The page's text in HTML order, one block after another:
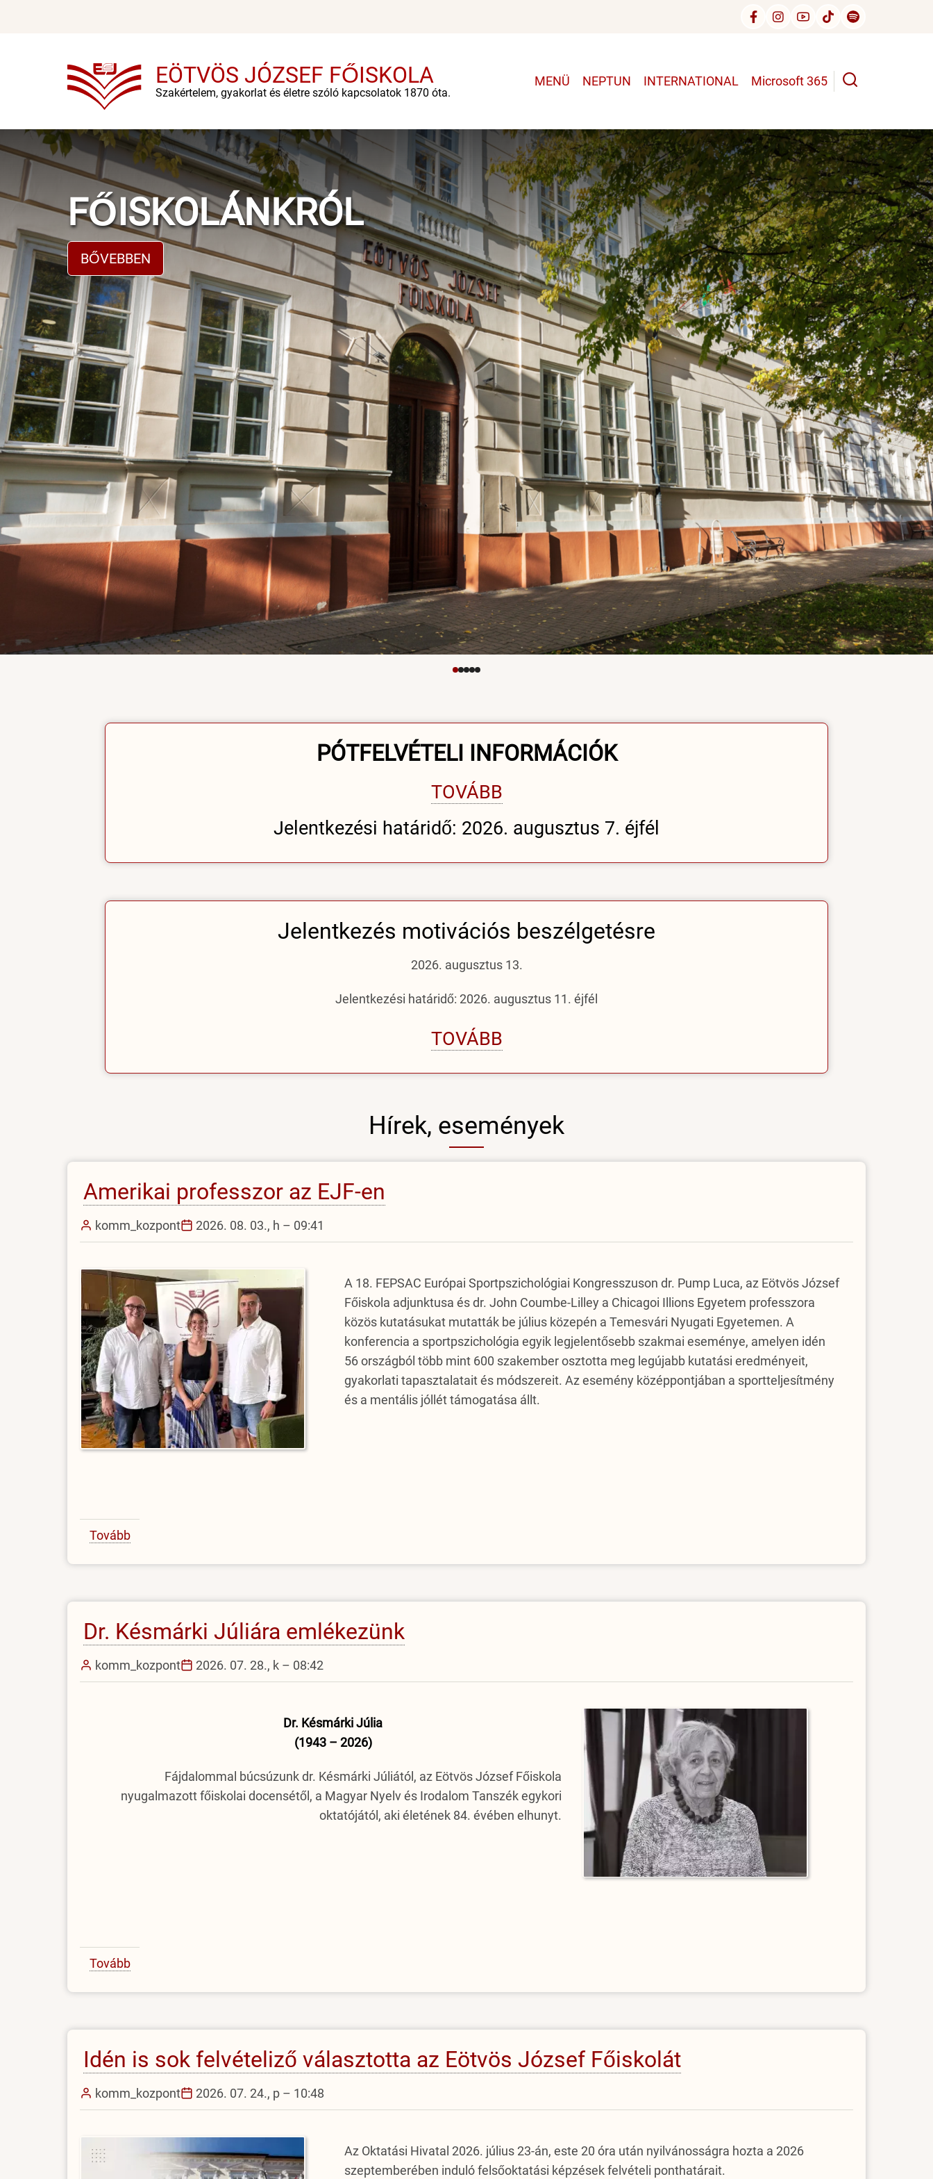
EÖTVÖS JÓZSEF FŐISKOLA
Szakértelem, gyakorlat és életre szóló kapcsolatok 1870 óta.
Main
MENÜ NEPTUN INTERNATIONAL Microsoft 365
FŐISKOLÁNKRÓL
BŐVEBBEN
PÓTFELVÉTELI INFORMÁCIÓK
TOVÁBB
Jelentkezési határidő: 2026. augusztus 7. éjfél
Jelentkezés motivációs beszélgetésre
2026. augusztus 13.
Jelentkezési határidő: 2026. augusztus 11. éjfél
TOVÁBB
Hírek, események
Amerikai professzor az EJF-en
komm_kozpont 2026. 08. 03., h – 09:41
A 18. FEPSAC Európai Sportpszichológiai Kongresszuson dr. Pump Luca, az Eötvös József
Főiskola adjunktusa és dr. John Coumbe-Lilley a Chicagoi Illions Egyetem professzora
közös kutatásukat mutatták be július közepén a Temesvári Nyugati Egyetemen. A
konferencia a sportpszichológia egyik legjelentősebb szakmai eseménye, amelyen idén
56 országból több mint 600 szakember osztotta meg legújabb kutatási eredményeit,
gyakorlati tapasztalatait és módszereit. Az esemény középpontjában a sportteljesítmény
és a mentális jóllét támogatása állt.
Tovább(Amerikai
Dr. Késmárki Júliára emlékezünk
komm_kozpont 2026. 07. 28., k – 08:42
Dr. Késmárki Júlia
(1943 – 2026)
Fájdalommal búcsúzunk dr. Késmárki Júliától, az Eötvös József Főiskola
nyugalmazott főiskolai docensétől, a Magyar Nyelv és Irodalom Tanszék egykori
oktatójától, aki életének 84. évében elhunyt.
Tovább(Dr.
Idén is sok felvételiző választotta az Eötvös József Főiskolát
komm_kozpont 2026. 07. 24., p – 10:48
Az Oktatási Hivatal 2026. július 23-án, este 20 óra után nyilvánosságra hozta a 2026
szeptemberében induló felsőoktatási képzések felvételi ponthatárait.